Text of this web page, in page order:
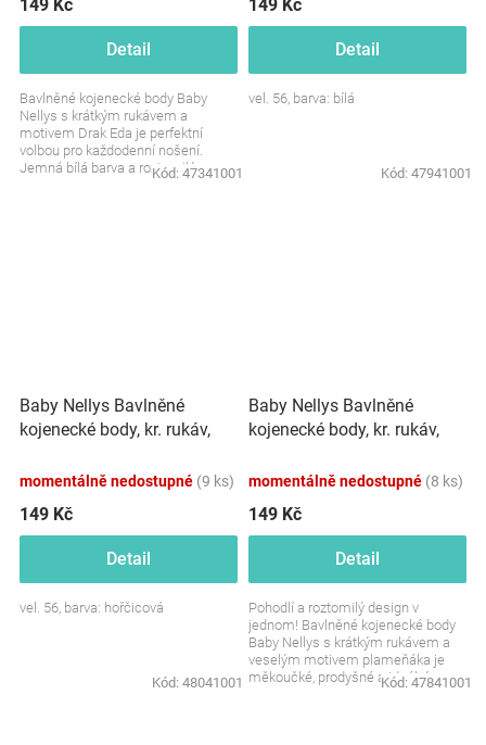
149 Kč
Detail
Bavlněné kojenecké body Baby
Nellys s krátkým rukávem a
motivem Drak Eda je perfektní
volbou pro každodenní nošení.
Jemná bílá barva a roztomilý
Kód: 47341001
149 Kč
Detail
vel. 56, barva: bílá
Kód: 47941001
Baby Nellys Bavlněné
kojenecké body, kr. rukáv,
momentálně nedostupné (9 ks)
149 Kč
Detail
vel. 56, barva: hořčicová
Kód: 48041001
Baby Nellys Bavlněné
kojenecké body, kr. rukáv,
momentálně nedostupné (8 ks)
149 Kč
Detail
Pohodlí a roztomilý design v
jednom! Bavlněné kojenecké body
Baby Nellys s krátkým rukávem a
veselým motivem plameňáka je
měkoučké, prodyšné a ideální pro
Kód: 47841001